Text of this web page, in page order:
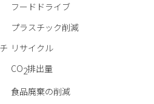
フードドライブ
プラスチック削減
リサイクル
CO2排出量
食品廃棄の削減